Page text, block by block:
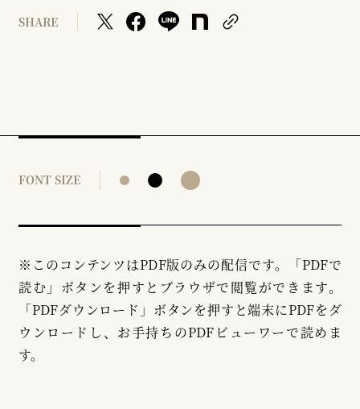
SHARE
FONT SIZE
※このコンテンツはPDF版のみの配信です。「PDFで
読む」ボタンを押すとブラウザで閲覧ができます。
「PDFダウンロード」ボタンを押すと端末にPDFをダ
ウンロードし、お手持ちのPDFビューワーで読めま
す。